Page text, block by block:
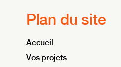
Plan du site
Accueil
Vos projets